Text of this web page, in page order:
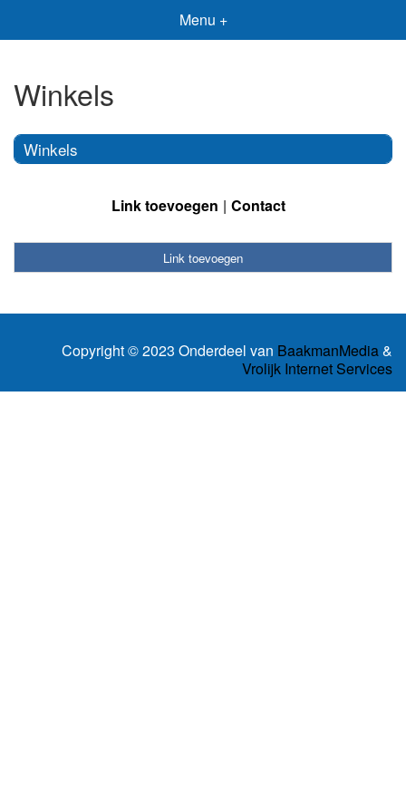
Menu +
Winkels
Winkels
Link toevoegen Contact
Link toevoegen
Copyright © 2023 Onderdeel van BaakmanMedia&
Vrolijk Internet Services